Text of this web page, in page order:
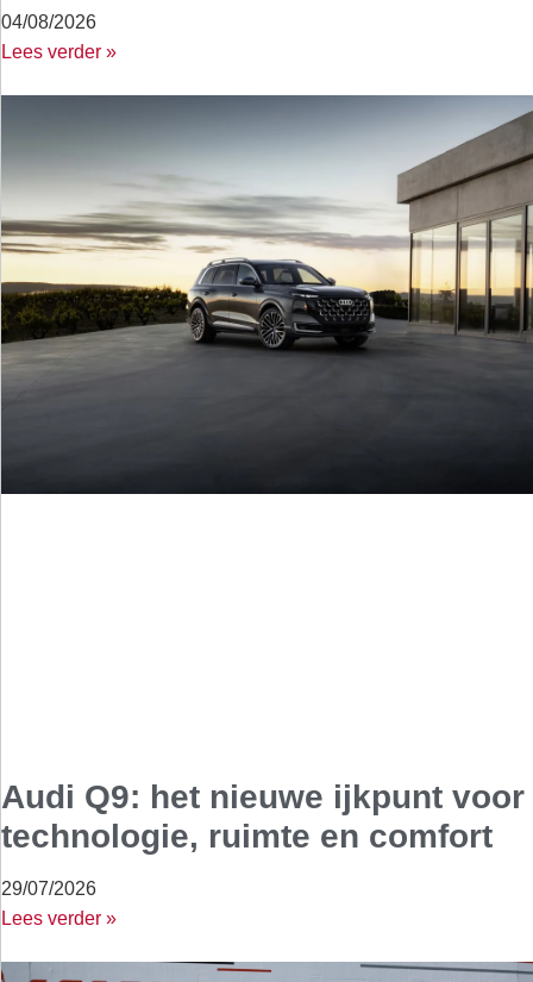
04/08/2026
Lees verder »
Audi Q9: het nieuwe ijkpunt voor
technologie, ruimte en comfort
29/07/2026
Lees verder »